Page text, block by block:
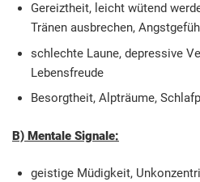
Gereiztheit, leicht wütend
Tränen ausbrechen,
schlechte Laune, depressive
Lebensfreude
Besorgtheit, Alpträume,
B) Mentale Signale:
geistige Müdigkeit,